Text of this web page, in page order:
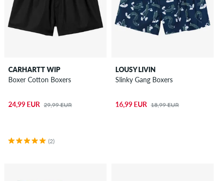
CARHARTT WIP
Boxer Cotton Boxers
24,99 EUR 29,99 EUR
(2)
LOUSY LIVIN
Slinky Gang Boxers
16,99 EUR 18,99 EUR